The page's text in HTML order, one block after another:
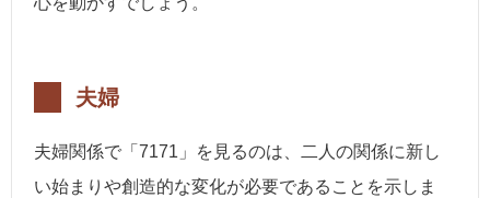
夫婦
夫婦関係で「7171」を見るのは、二人の関係に新し
い始まりや創造的な変化が必要であることを示しま